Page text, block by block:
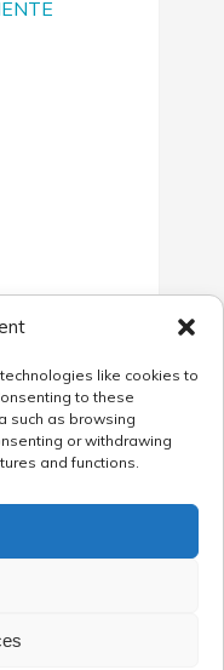
like cookies to
to these
such as browsing
or withdrawing
and functions.
Iscrizione Reg. Imprese di